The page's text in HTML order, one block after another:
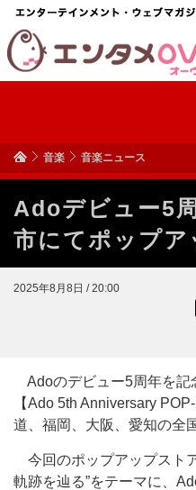
音楽 音楽ニュース
Adoデビュー5
市にてポップア
2025年8月8日 / 20:00
Adoのデビュー5周年を記
【Ado 5th Anniversary
道、福岡、大阪、愛知の全
今回のポップアップスト
軌跡を辿る”をテーマに、